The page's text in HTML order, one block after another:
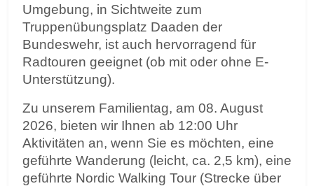
Umgebung, in Sichtweite zum
Truppenübungsplatz Daaden der
Bundeswehr, ist auch hervorragend für
Radtouren geeignet (ob mit oder ohne E-
Unterstützung).
Zu unserem Familientag, am 08. August
2026, bieten wir Ihnen ab 12:00 Uhr
Aktivitäten an, wenn Sie es möchten, eine
geführte Wanderung (leicht, ca. 2,5 km), eine
geführte Nordic Walking Tour (Strecke über